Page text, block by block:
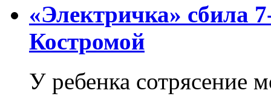
«Электричка» сбила
Костромой
У ребенка сотрясение